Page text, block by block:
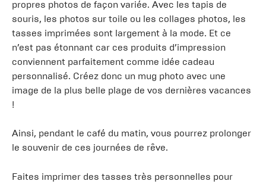
propres photos de façon variée. Avec les tapis de
souris, les photos sur toile ou les collages photos, les
tasses imprimées sont largement à la mode. Et ce
n’est pas étonnant car ces produits d’impression
conviennent parfaitement comme idée cadeau
personnalisé. Créez donc un mug photo avec une
image de la plus belle plage de vos dernières vacances
!
Ainsi, pendant le café du matin, vous pourrez prolonger
le souvenir de ces journées de rêve.
Faites imprimer des tasses très personnelles pour